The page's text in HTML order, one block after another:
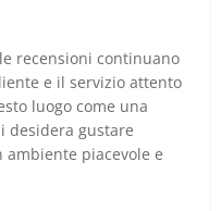
recensioni continuano
e il servizio attento
luogo come una
desidera gustare
ambiente piacevole e